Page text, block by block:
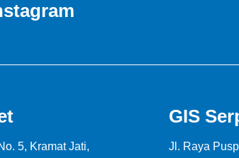
5, Kramat Jati,
GIS
Jl. Raya